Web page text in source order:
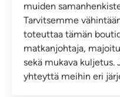
muiden
Tarvitsemme
toteuttaa tämän
matkanjohtaja,
sekä mukava kuljetus.
yhteyttä meihin eri